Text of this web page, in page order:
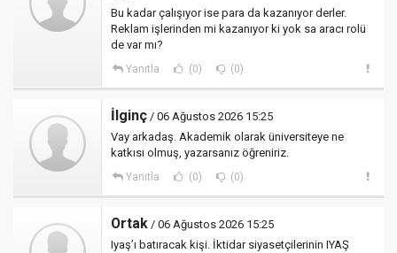
Bu kadar çalışıyor ise para da kazanıyor derler.
Reklam işlerinden mi kazanıyor ki yok sa aracı rolü
de var mı?
Yanıtla (0) (0)
İlginç / 06 Ağustos 2026 15:25
Vay arkadaş. Akademik olarak üniversiteye ne
katkısı olmuş, yazarsanız öğreniriz.
Yanıtla (0) (0)
Ortak / 06 Ağustos 2026 15:25
Iyaş’ı batıracak kişi. İktidar siyasetçilerinin IYAŞ